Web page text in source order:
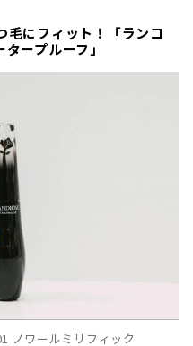
毛にフィット！「ランコ
ープルーフ」
ノワールミリフィック